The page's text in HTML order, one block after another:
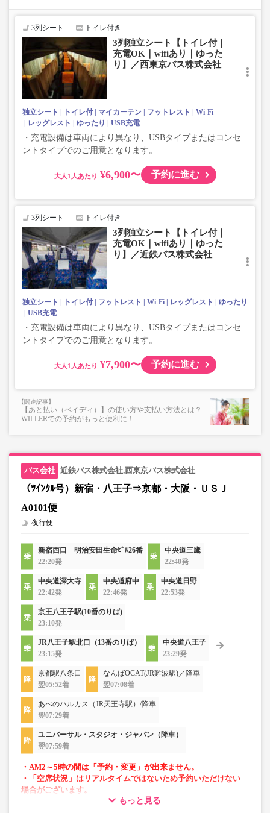
じめご了承ください。
3列シート トイレ付き
3列独立シート【トイレ付｜
充電OK｜wifiあり｜ゆった
り】／西東京バス株式会社
独立シート トイレ付 マイカーテン フットレスト
Wi-Fi
レッグレスト
ゆったり USB充電
・充電設備は車両により異なり、USBタイプまたはコンセ
ントタイプでのご用意となります。
大人 ¥6,900〜 予約に進む
3列シート トイレ付き
3列独立シート【トイレ付｜
充電OK｜wifiあり｜ゆった
り】／近鉄バス株式会社
独立シート トイレ付 フットレスト Wi-Fi レッグレスト
ゆったり
USB充電
・充電設備は車両により異なり、USBタイプまたはコンセ
ントタイプでのご用意となります。
大人 ¥7,900〜 予約に進む
【あと払い（ペイディ）】の使い方や支払い方法とは？
WILLERでの予約がもっと便利に！
近鉄バス株式会社,西東京バス株式会社
（ﾂｲﾝｸﾙ号）新宿・八王子⇒京都・大阪・ＵＳＪ
A0101便
夜行便
新宿西口 明治安田生命ﾋﾞﾙ26番
22:20発
中央道三鷹
22:40発
中央道深大寺
22:42発
中央道府中
22:46発
中央道日野
22:53発
京王八王子駅(10番のりば)
23:10発
JR八王子駅北口（13番のりば）
23:15発
中央道八王子
23:29発
京都駅八条口
翌05:52着
なんばOCAT(JR難波駅)／降車
翌07:08着
あべのハルカス（JR天王寺駅）/降車
翌07:29着
ユニバーサル・スタジオ・ジャパン（降車）
翌07:59着
・AM2～5時の間は「予約・変更」が出来ません。
・「空席状況」はリアルタイムではないため予約いただけない
場合がございます。
・車両は予告なく変更となる場合がございます。これに伴い、
もっと見る